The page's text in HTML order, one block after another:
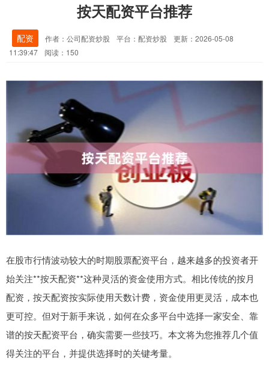
按天配资平台推荐
配资 作者：公司配资炒股 平台：配资炒股
更新：2026-05-08
11:39:47
阅读：150
在股市行情波动较大的时期股票配资平台，越来越多的投资者开
始关注**按天配资**这种灵活的资金使用方式。相比传统的按月
配资，按天配资按实际使用天数计费，资金使用更灵活，成本也
更可控。但对于新手来说，如何在众多平台中选择一家安全、靠
谱的按天配资平台，确实需要一些技巧。本文将为您推荐几个值
得关注的平台，并提供选择时的关键考量。